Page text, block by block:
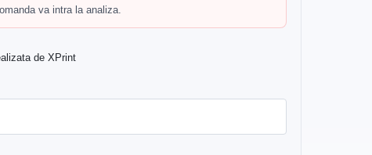
va intra la analiza.
de XPrint